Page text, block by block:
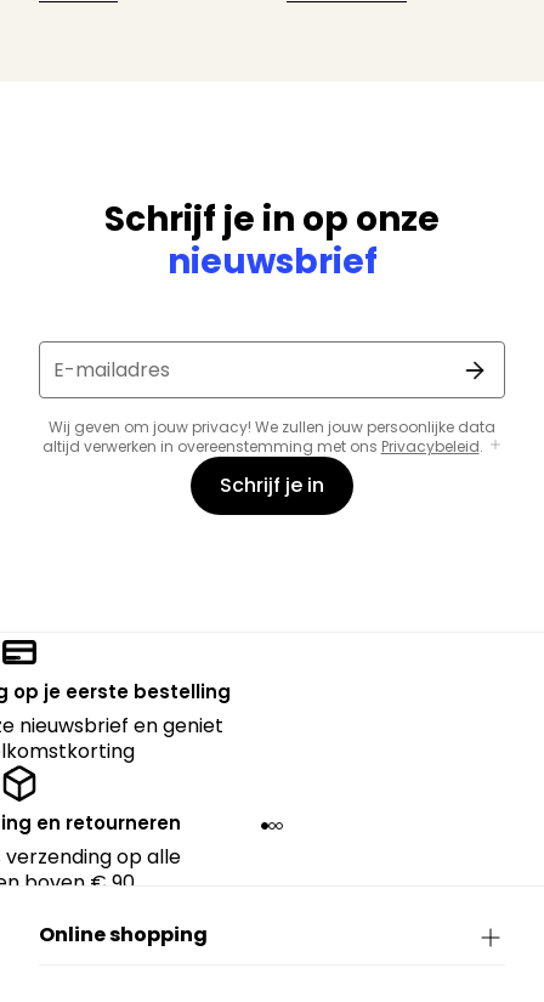
Schrijf je in op onze
nieuwsbrief
E-mailadres
Wij geven om jouw privacy! We zullen jouw persoonlijke data
altijd verwerken in overeenstemming met ons Privacybeleid.
Schrijf je in
op je eerste bestelling
nieuwsbrief en geniet
en retourneren
op alle
boven € 90.
Online shopping